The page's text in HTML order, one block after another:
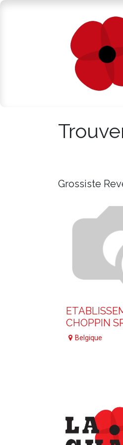
Se rendre au contenu
Grossiste
CHOPPIN
Belgique